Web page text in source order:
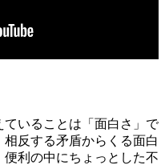
いることは「面白さ」で
反する矛盾からくる面白
利の中にちょっとした不